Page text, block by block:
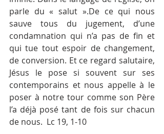
parle du « salut ».De ce qui nous
sauve tous du jugement, d’une
condamnation qui n’a pas de fin et
qui tue tout espoir de changement,
de conversion. Et ce regard salutaire,
Jésus le pose si souvent sur ses
contemporains et nous appelle à le
poser à notre tour comme son Père
l’a déjà posé tant de fois sur chacun
de nous.  Lc 19, 1-10